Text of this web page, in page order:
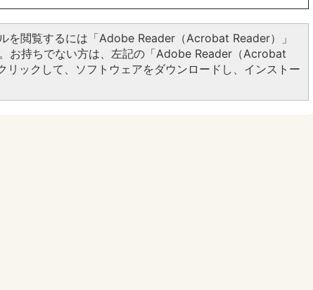
を閲覧するには「Adobe Reader（Acrobat Reader）」
お持ちでない方は、左記の「Adobe Reader（Acrobat
リックして、ソフトウェアをダウンロードし、インストー